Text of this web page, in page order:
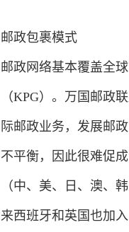
邮政包裹模式
邮政网络基本覆盖全
（KPG）。万国邮政
际邮政业务，发展邮
不平衡，因此很难促
（中、美、日、澳、
来西班牙和英国也加